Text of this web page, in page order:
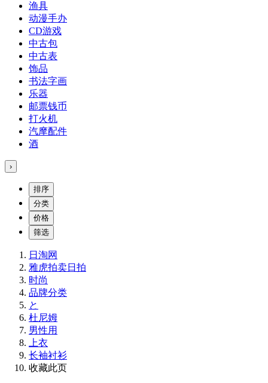
渔具
动漫手办
CD游戏
中古包
中古表
饰品
书法字画
乐器
邮票钱币
打火机
汽摩配件
酒
›
排序
分类
价格
筛选
日淘网
雅虎拍卖日拍
时尚
品牌分类
と
杜尼姆
男性用
上衣
长袖衬衫
收藏此页